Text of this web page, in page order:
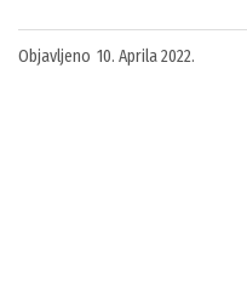
Objavljeno 10. Aprila 2022.